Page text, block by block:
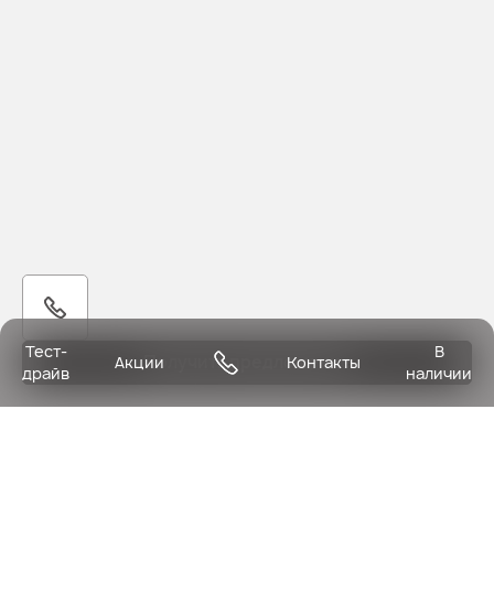
Получить предложение
Тест-
драйв
Акции Контакты
В
наличии